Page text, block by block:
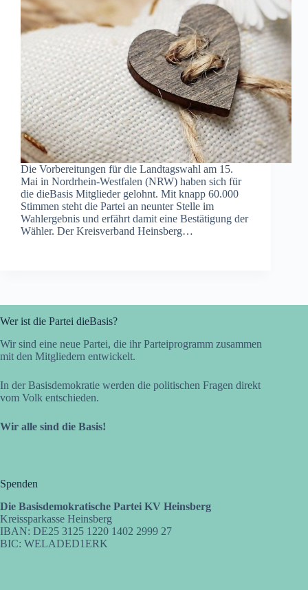
Die Vorbereitungen für die Landtagswahl am 15.
Mai in Nordrhein-Westfalen (NRW) haben sich für
die dieBasis Mitglieder gelohnt. Mit knapp 60.000
Stimmen steht die Partei an neunter Stelle im
Wahlergebnis und erfährt damit eine Bestätigung der
Wähler. Der Kreisverband Heinsberg…
Wer ist die Partei dieBasis?
Wir sind eine neue Partei, die ihr Parteiprogramm zusammen
mit den Mitgliedern entwickelt.
In der Basisdemokratie werden die politischen Fragen direkt
vom Volk entschieden.
Wir alle sind die Basis!
Spenden
Die Basisdemokratische Partei KV Heinsberg
Kreissparkasse Heinsberg
IBAN: DE25 3125 1220 1402 2999 27
BIC: WELADED1ERK